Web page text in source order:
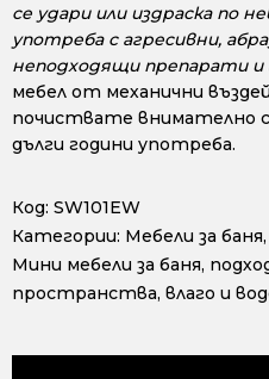
се удари или издраска по
употреба с агресивни,
неподходящи препарати и
мебел от механични
почиствате внимателно
дълги години употреба.
Код: SW101EW
Категории: Мебели за баня,
Мини мебели за баня,
пространства, влаго и